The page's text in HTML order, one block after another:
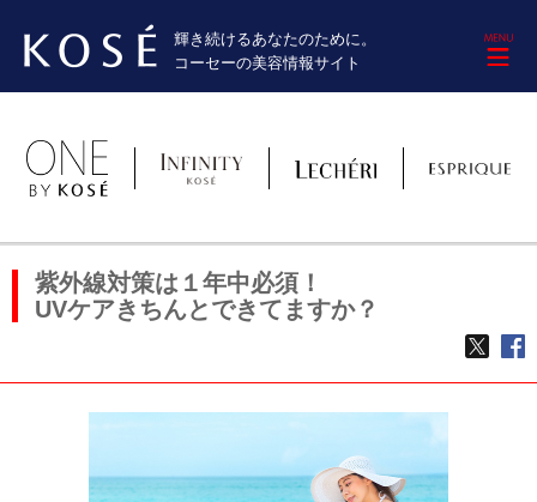
輝き続けるあなたのために。
コーセーの美容情報サイト
紫外線対策は１年中必須！
UVケアきちんとできてますか？